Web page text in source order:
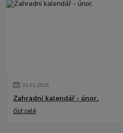
31.01.2025
Zahradní kalendář - únor.
číst celé